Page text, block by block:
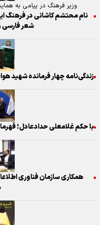
وزیر فرهنگ در پیامی به
نام محتشم کاشانی در فرهنگ
شعر
زندگی‌نامه چهار فرمانده شهید
با حکم غلامعلی حدادعادل؛
همکاری سازمان فناوری